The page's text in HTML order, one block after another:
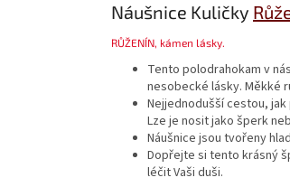
Náušnice Kuličky
RŮŽENÍN , kámen lásky.
Tento polodrahokam v
nesobecké lásky. Měkké
Nejjednodušší cestou,
Lze je nosit jako šperk
Náušnice jsou tvořeny
Dopřejte si tento krásný
léčit Vaši duši.